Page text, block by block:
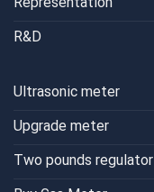
Representation
R&D
Ultrasonic meter
Upgrade meter
Two pounds regulator